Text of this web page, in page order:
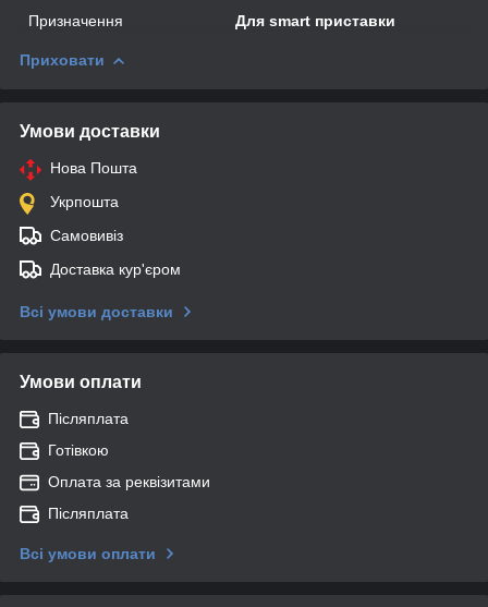
Призначення
Для smart приставки
Приховати
Умови доставки
Нова Пошта
Укрпошта
Самовивіз
Доставка кур'єром
Всі умови доставки
Умови оплати
Післяплата
Готівкою
Оплата за реквізитами
Післяплата
Всі умови оплати